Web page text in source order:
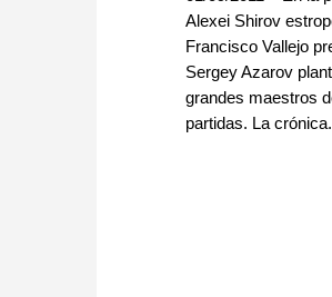
Alexei Shirov
Francisco Vallejo
Sergey Azarov
grandes maestros
partidas. La